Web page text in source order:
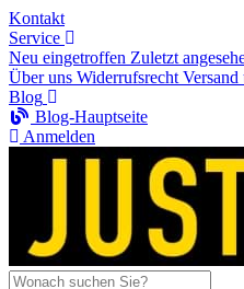
Kontakt
Service
Neu eingetroffen Zuletzt
Über uns Widerrufsrecht Versand
Blog
Blog-Hauptseite
Anmelden